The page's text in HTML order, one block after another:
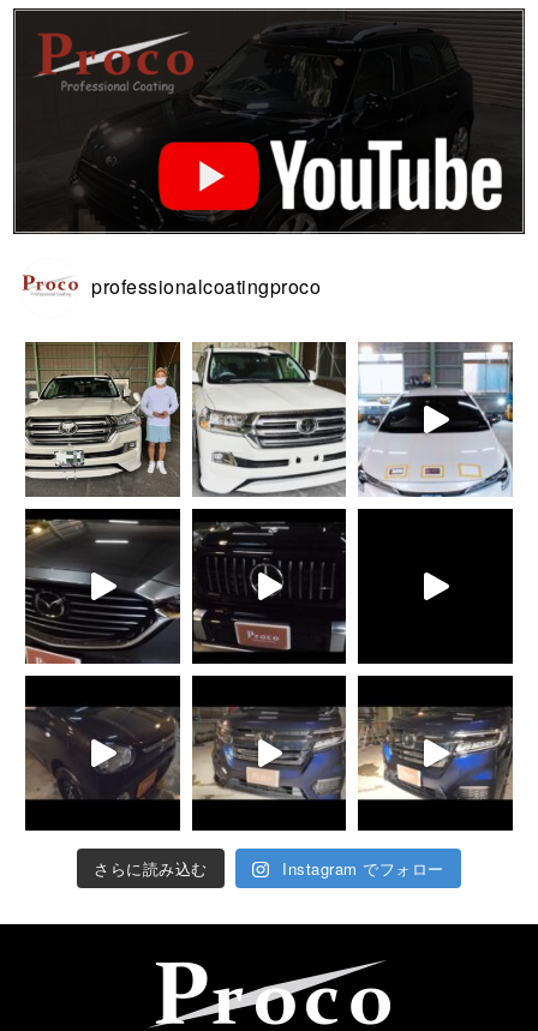
professionalcoatingproco
さらに読み込む Instagram でフォロー